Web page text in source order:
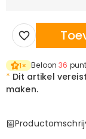
1× Beloon36
* Dit artikel vereist
maken.